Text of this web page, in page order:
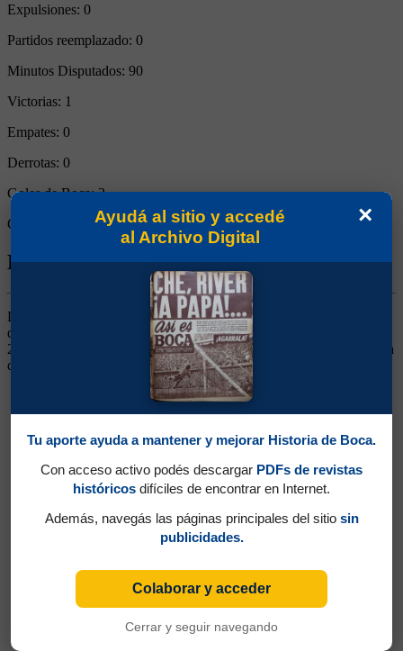
Expulsiones: 0
Partidos reemplazado: 0
Minutos Disputados: 90
Victorias: 1
Empates: 0
Derrotas: 0
Goles de Boca:2
Goles rivales:
0
Biografía de Emanuel Mariano Insúa
Lateral Izquierdo. Ganó un título (Copa Argentina 2012). Surgido
de las Inferiores. Pasó a préstamo a Godoy Cruz en la temporada
2012/2013 y luego retornó. Alternó buenas y malas. Pasó a Granada
de España en enero de 2015
×
Ayudá al sitio y accedé
al Archivo Digital
Tu aporte ayuda a mantener y mejorar Historia de Boca.
Con acceso activo podés descargar PDFs de revistas
históricos difíciles de encontrar en Internet.
Además, navegás las páginas principales del sitio sin
publicidades.
Colaborar y acceder
Cerrar y seguir navegando